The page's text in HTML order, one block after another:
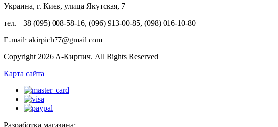
Украина, г. Киев, улица Якутская, 7
тел. +38 (095) 008-58-16, (096) 913-00-85, (098) 016-10-80
E-mail: akirpich77@gmail.com
Copyright 2026 А-Кирпич. All Rights Reserved
Карта сайта
Разработка магазина: